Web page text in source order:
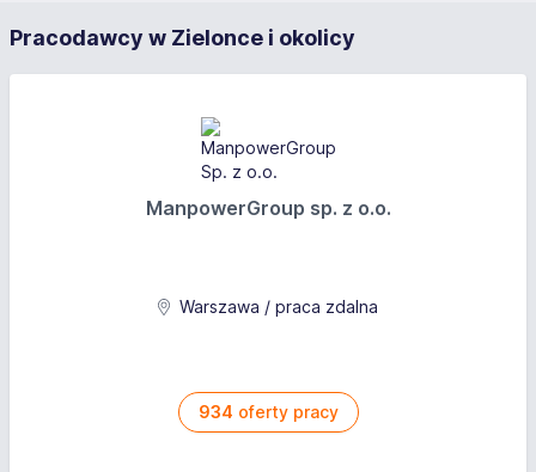
Pracodawcy w Zielonce i okolicy
ManpowerGroup sp. z o.o.
Warszawa / praca zdalna
934 oferty pracy